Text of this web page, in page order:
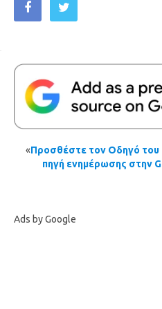
«Προσθέστε τον Οδηγό του
πηγή ενημέρωσης στην
Ads by Google